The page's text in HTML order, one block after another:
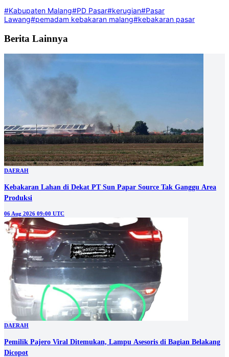
#Kabupaten Malang#PD Pasar#kerugian#Pasar
Lawang#pemadam kebakaran malang#kebakaran pasar
Berita Lainnya
DAERAH
Kebakaran Lahan di Dekat PT Sun Papar Source Tak Ganggu Area
Produksi
06 Aug 2026 09:00 UTC
DAERAH
Pemilik Pajero Viral Ditemukan, Lampu Asesoris di Bagian Belakang
Dicopot